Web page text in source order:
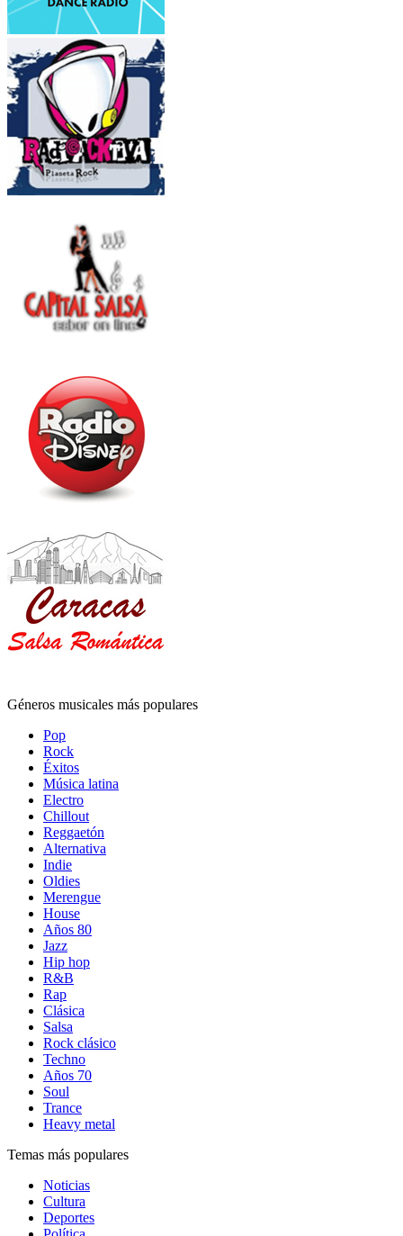
Géneros musicales más populares
Pop
Rock
Éxitos
Música latina
Electro
Chillout
Reggaetón
Alternativa
Indie
Oldies
Merengue
House
Años 80
Jazz
Hip hop
R&B
Rap
Clásica
Salsa
Rock clásico
Techno
Años 70
Soul
Trance
Heavy metal
Temas más populares
Noticias
Cultura
Deportes